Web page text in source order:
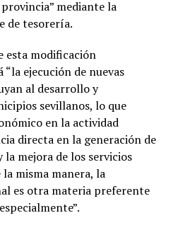
mediante la
de tesorería.
esta modificación
ejecución de nuevas
al desarrollo y
sevillanos, lo que
en la actividad
directa en la generación de
la mejora de los servicios
misma manera, la
es otra materia preferente